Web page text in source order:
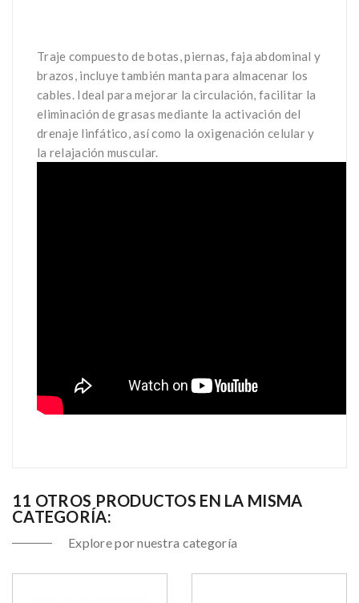
Traje compuesto de botas, piernas, faja abdominal y
brazos, incluye también manta para almacenar los
cables. Ideal para mejorar la circulación, facilitar la
eliminación de grasas mediante la activación del
drenaje linfático, así como la oxigenación celular y
la relajación muscular.
11 OTROS PRODUCTOS EN LA MISMA
CATEGORÍA:
Explore por nuestra categoría